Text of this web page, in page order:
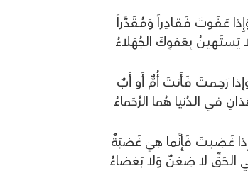
عَـفَـوتَ فَـقـادِراً وَمُـقَدَّراً
يَـسـتَـهـيـنُ بِعَفوِكَ الجُهَلاءُ
رَحِــمـتَ فَـأَنـتَ أُمٌّ أَو أَبٌ
فـي الـدُنيا هُما الرُحَماءُ
غَـضِـبـتَ فَإِنَّما هِيَ غَضبَةٌ
الـحَـقِّ لا ضِغنٌ وَلا بَغضاءُ